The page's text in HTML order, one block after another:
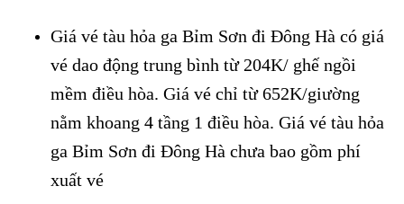
Giá vé tàu hỏa ga Bỉm Sơn đi Đông Hà có giá
vé dao động trung bình từ 204K/ ghế ngồi
mềm điều hòa. Giá vé chỉ từ 652K/giường
nằm khoang 4 tầng 1 điều hòa. Giá vé tàu hỏa
ga Bỉm Sơn đi Đông Hà chưa bao gồm phí
xuất vé